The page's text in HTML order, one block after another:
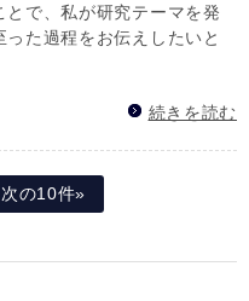
とで、私が研究テーマを発
った過程をお伝えしたいと
続きを読む
次の10件»